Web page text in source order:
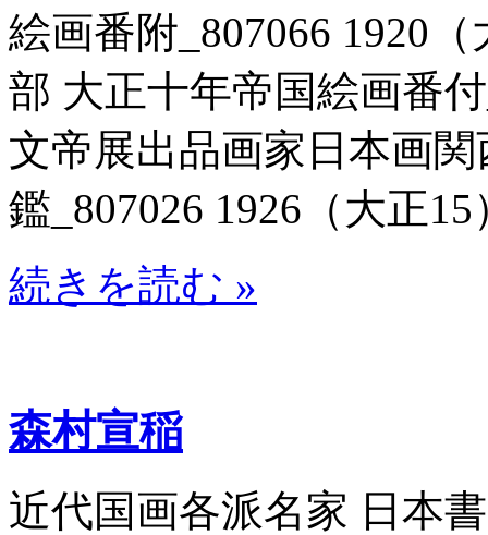
絵画番附_807066 1920
部 大正十年帝国絵画番
文帝展出品画家日本画
鑑_807026 1926（大正15
続きを読む »
森村宣稲
近代国画各派名家 日本